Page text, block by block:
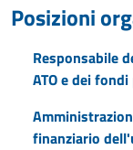
Posizioni
Responsabile
ATO e dei
finanziario